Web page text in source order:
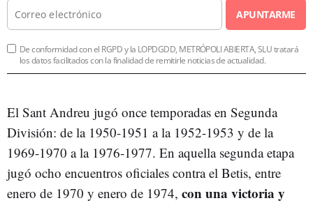
APUNTARME
De conformidad con el RGPD y la LOPDGDD, METRÓPOLI ABIERTA, SLU tratará
los datos facilitados con la finalidad de remitirle noticias de actualidad.
El Sant Andreu jugó once temporadas en Segunda
División: de la 1950-1951 a la 1952-1953 y de la
1969-1970 a la 1976-1977. En aquella segunda etapa
jugó ocho encuentros oficiales contra el Betis, entre
enero de 1970 y enero de 1974, con una victoria y